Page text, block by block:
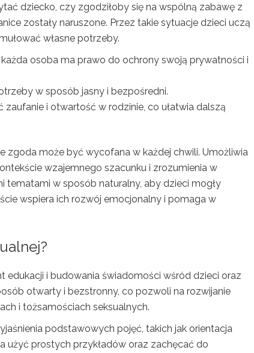
dziecko, czy zgodziłoby się na wspólną zabawę z
zostały naruszone. Przez takie sytuacje dzieci uczą
własne potrzeby.
osoba ma prawo do ochrony swoją prywatności i
w sposób jasny i bezpośredni.
i otwartość w rodzinie, co ułatwia dalszą
zgoda może być wycofana w każdej chwili. Umożliwia
wzajemnego szacunku i zrozumienia w
tematami w sposób naturalny, aby dzieci mogły
wspiera ich rozwój emocjonalny i pomaga w
i budowania świadomości wśród dzieci oraz
otwarty i bezstronny, co pozwoli na rozwijanie
i tożsamościach seksualnych.
podstawowych pojęć, takich jak orientacja
użyć prostych przykładów oraz zachęcać do